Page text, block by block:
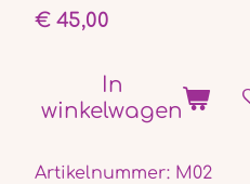
€ 45,00
In
winkelwagen
Artikelnummer: M02